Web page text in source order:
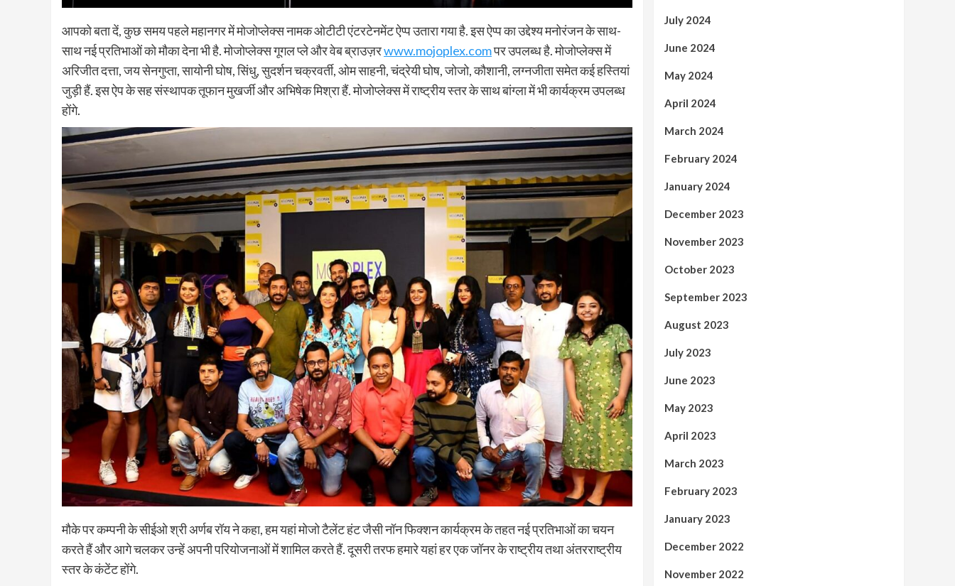
आपको बता दें, कुछ समय पहले महानगर में मोजोप्लेक्स नामक ओटीटी एंटरटेनमेंट ऐप्प उतारा गया है. इस ऐप्प का उद्देश्य मनोरंजन के साथ-
साथ नई प्रतिभाओं को मौका देना भी है. मोजोप्लेक्स गूगल प्ले और वेब ब्राउज़रwww.mojoplex.comपर उपलब्ध है. मोजोप्लेक्स में
अरिजीत दत्ता, जय सेनगुप्ता, सायोनी घोष, सिंधु, सुदर्शन चक्रवर्ती, ओम साहनी, चंद्रेयी घोष, जोजो, कौशानी, लग्नजीता समेत कई हस्तियां
जुड़ी हैं. इस ऐप के सह संस्थापक तूफान मुखर्जी और अभिषेक मिश्रा हैं. मोजोप्लेक्स में राष्ट्रीय स्तर के साथ बांग्ला में भी कार्यक्रम उपलब्ध
होंगे.
मौके पर कम्पनी के सीईओ श्री अर्णब रॉय ने कहा, हम यहां मोजो टैलेंट हंट जैसी नॉन फिक्शन कार्यक्रम के तहत नई प्रतिभाओं का चयन
करते हैं और आगे चलकर उन्हें अपनी परियोजनाओं में शामिल करते हैं. दूसरी तरफ हमारे यहां हर एक जॉनर के राष्ट्रीय तथा अंतरराष्ट्रीय
स्तर के कंटेंट होंगे.
July 2024
June 2024
May 2024
April 2024
March 2024
February 2024
January 2024
December 2023
November 2023
October 2023
September 2023
August 2023
July 2023
June 2023
May 2023
April 2023
March 2023
February 2023
January 2023
December 2022
November 2022